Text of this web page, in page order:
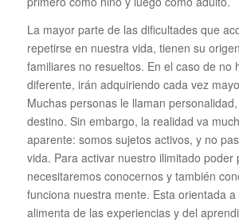
La mayor parte de las dificultades que
repetirse en nuestra vida, tienen su
familiares no resueltos. En el caso de no
diferente, irán adquiriendo cada vez
Muchas personas le llaman
destino. Sin embargo, la realidad va
aparente: somos sujetos activos, y no
vida. Para activar nuestro ilimitado poder
necesitaremos conocernos y también
funciona nuestra mente. Esta orientada
alimenta de las experiencias y del